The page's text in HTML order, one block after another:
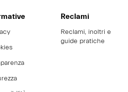
Reclami
Reclami, inoltri e
guide pratiche